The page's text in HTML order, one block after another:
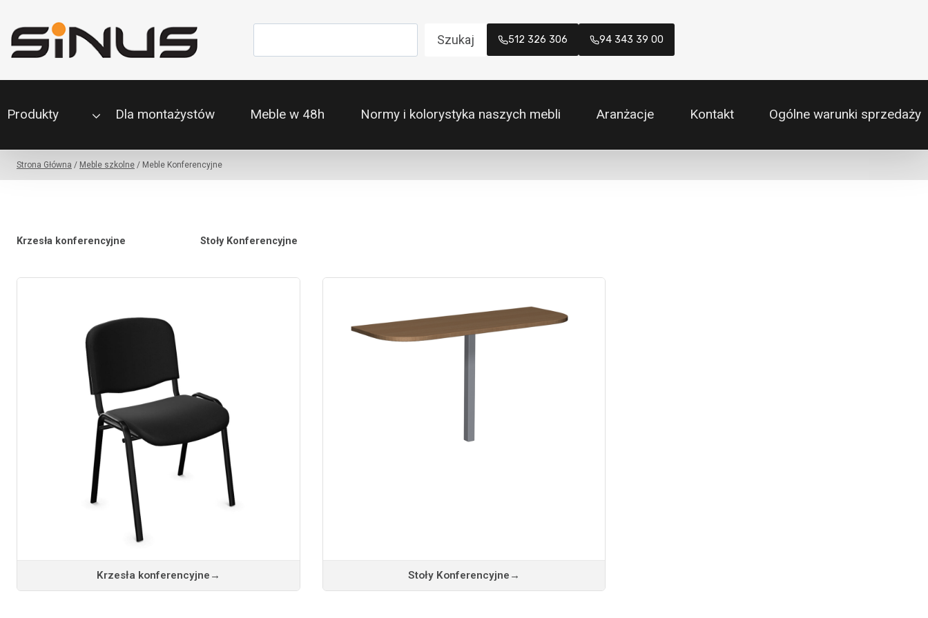
do
treści
Szukaj 512 326 306 94 343 39 00
Produkty Dla montażystów Meble w 48h Normy i kolorystyka naszych mebli Aranżacje Kontakt Ogólne warunki sprzedaży
Strona Główna / Meble szkolne / Meble Konferencyjne
Krzesła konferencyjne Stoły Konferencyjne
Krzesła konferencyjne → Stoły Konferencyjne →